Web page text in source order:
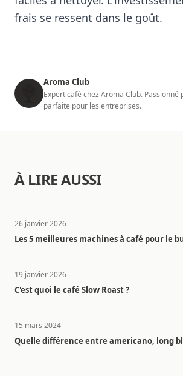
frais se ressent dans le goût.
Aroma Club
Expert café chez Aroma Club. Passionné
parfaite pour les entreprises.
À LIRE AUSSI
26 janvier 2026
Les 5 meilleures machines à café pour le
19 janvier 2026
C'est quoi le café Slow Roast ?
15 mars 2024
Quelle différence entre americano, long